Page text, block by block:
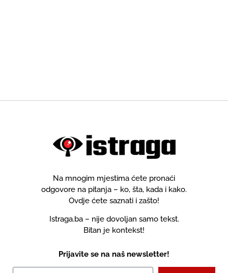
Na mnogim mjestima ćete pronaći
odgovore na pitanja – ko, šta, kada i kako.
Ovdje ćete saznati i zašto!
Istraga.ba – nije dovoljan samo tekst.
Bitan je kontekst!
Prijavite se na naš newsletter!